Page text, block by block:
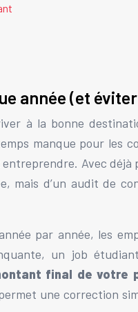
année (et
à la bonne
manque pour les
Avec déjà
mais d’un audit de
par année, les
un job
final de votre
une correction